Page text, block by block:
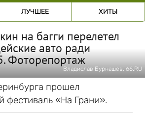
ЛУЧШЕЕ ХИТЫ
на багги перелетел
авто ради
Фоторепортаж
Владислав Бурнашев, 66.RU
прошел
фестиваль «На Грани».